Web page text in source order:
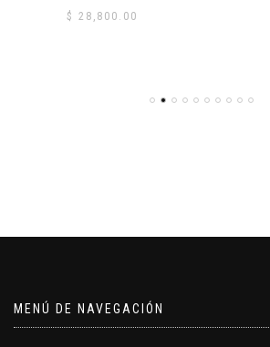
$ 28,800.00
MENÚ DE NAVEGACIÓN